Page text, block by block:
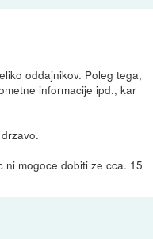
oddajnikov. Poleg tega,
informacije ipd., kar
ni mogoce dobiti ze cca. 15